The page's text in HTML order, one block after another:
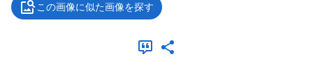
この画像に似た画像を探す